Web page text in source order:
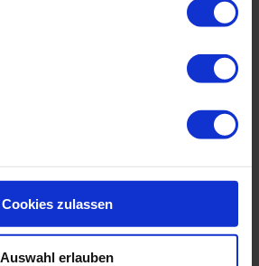
Cookies zulassen
Auswahl erlauben